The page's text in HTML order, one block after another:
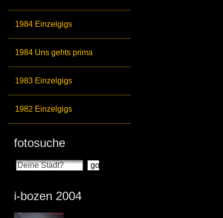
1984 Einzelgigs
1984 Uns gehts prima
1983 Einzelgigs
1982 Einzelgigs
fotosuche
i-bozen 2004